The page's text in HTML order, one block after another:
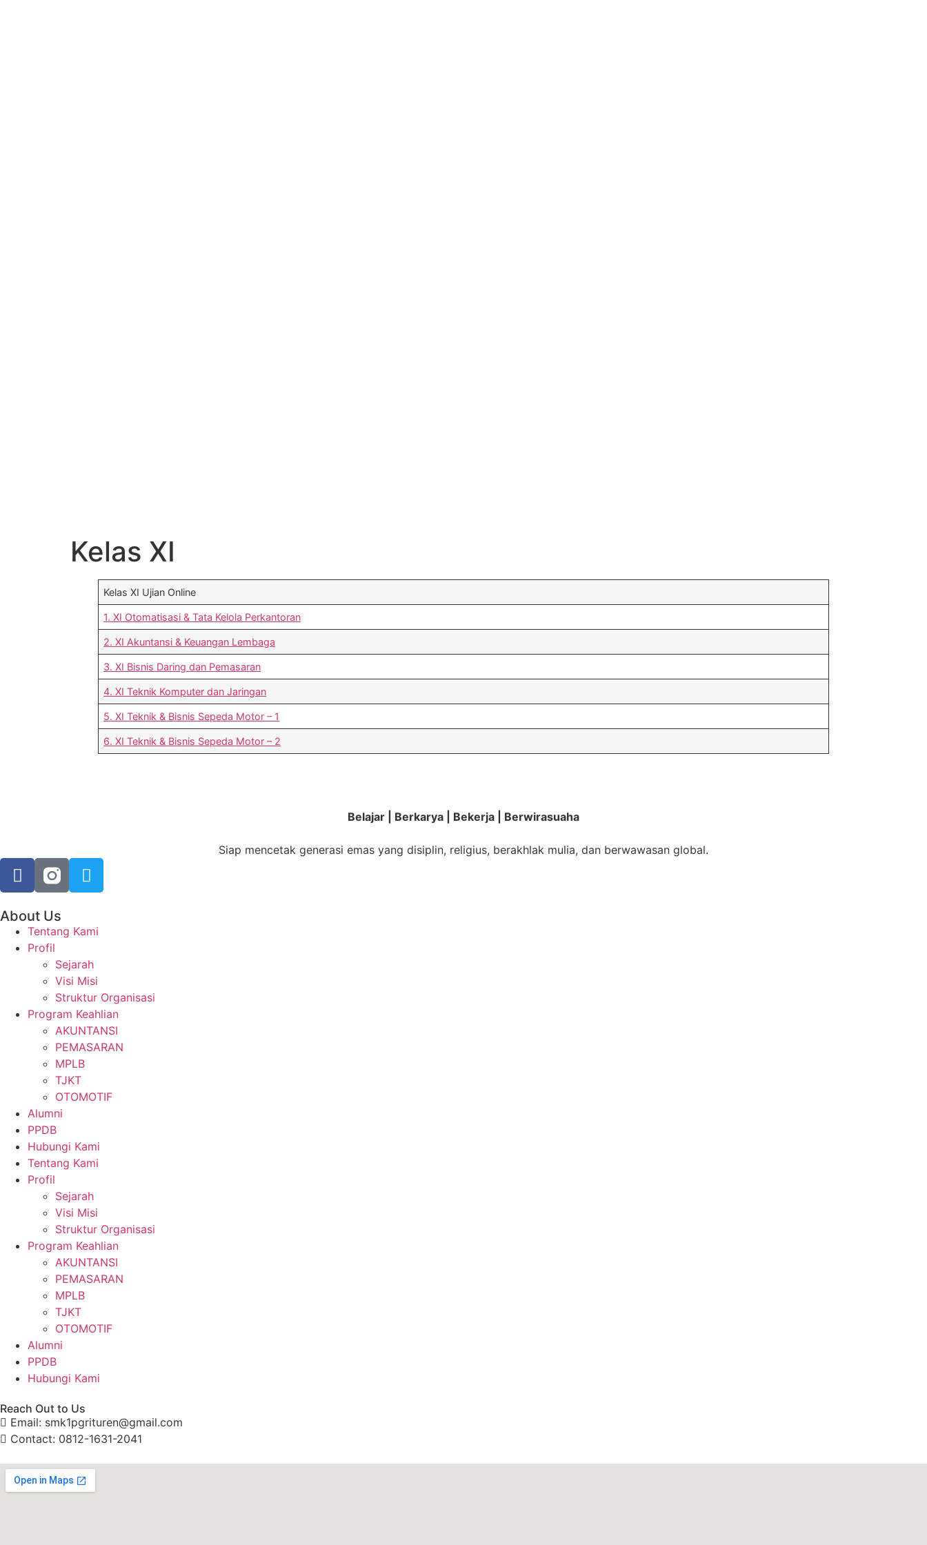
Kelas XI
Kelas XI Ujian Online
1. XI Otomatisasi & Tata Kelola Perkantoran
2. XI Akuntansi & Keuangan Lembaga
3. XI Bisnis Daring dan Pemasaran
4. XI Teknik Komputer dan Jaringan
5. XI Teknik & Bisnis Sepeda Motor – 1
6. XI Teknik & Bisnis Sepeda Motor – 2
Belajar | Berkarya | Bekerja | Berwirasuaha
Siap mencetak generasi emas yang disiplin, religius, berakhlak mulia, dan berwawasan global.
About Us
Tentang Kami
Profil
Sejarah
Visi Misi
Struktur Organisasi
Program Keahlian
AKUNTANSI
PEMASARAN
MPLB
TJKT
OTOMOTIF
Alumni
PPDB
Hubungi Kami
Tentang Kami
Profil
Sejarah
Visi Misi
Struktur Organisasi
Program Keahlian
AKUNTANSI
PEMASARAN
MPLB
TJKT
OTOMOTIF
Alumni
PPDB
Hubungi Kami
Reach Out to Us
Email: smk1pgrituren@gmail.com
Contact: 0812-1631-2041